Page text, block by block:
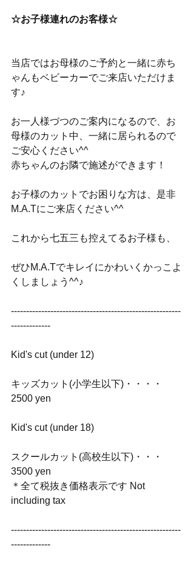
☆お子様連れのお客様☆
当店ではお母様のご予約と一緒に赤ち
ゃんもベビーカーでご来店いただけま
す♪
お一人様づつのご案内になるので、お
母様のカット中、一緒に居られるので
ご安心ください^^
赤ちゃんのお隣で施述ができます！
お子様のカットでお困りな方は、是非
M.A.Tにご来店ください^^
これから七五三も控えてるお子様も、
ぜひM.A.Tでキレイにかわいくかっこよ
くしましょう^^♪
--------------------------------------------------------
-------------
Kid's cut (under 12)
キッズカット(小学生以下)・・・・
2500 yen
Kid's cut (under 18)
スクールカット(高校生以下)・・・
3500 yen
＊全て税抜き価格表示です Not
including tax
--------------------------------------------------------
-------------